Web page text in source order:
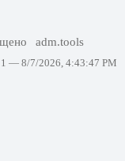
adm.tools
—8/7/2026, 4:43:47 PM